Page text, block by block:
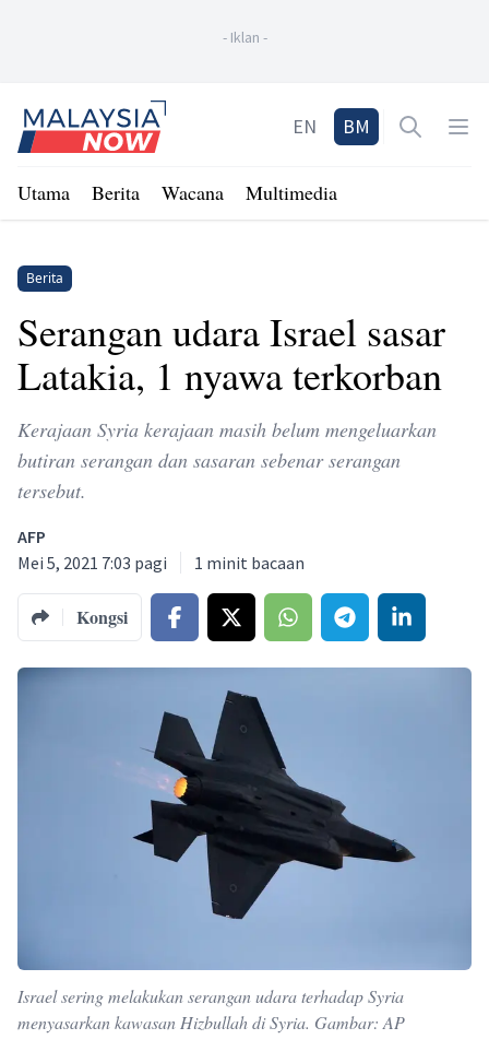
- Iklan -
Home
EN BM Open
Utama Berita Wacana Multimedia
Berita
Serangan udara Israel sasar
Latakia, 1 nyawa terkorban
Kerajaan Syria kerajaan masih belum mengeluarkan
butiran serangan dan sasaran sebenar serangan
tersebut.
AFP
Mei 5, 2021 7:03 pagi
1 minit bacaan
Kongsi
Israel sering melakukan serangan udara terhadap Syria
menyasarkan kawasan Hizbullah di Syria. Gambar: AP